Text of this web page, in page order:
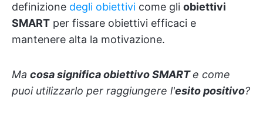
definizione degli obiettivi come gli obiettivi
SMART per fissare obiettivi efficaci e
mantenere alta la motivazione.
Ma cosa significa obiettivo SMARTe come
puoi utilizzarlo per raggiungere l'esito positivo?